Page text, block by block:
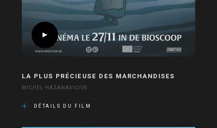
LA PLUS PRÉCIEUSE DES MARCHANDISES
MICHEL HAZANAVICIUS
DÉTAILS DU FILM